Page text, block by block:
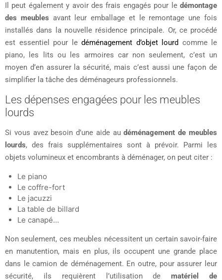
Il peut également y avoir des frais engagés pour le démontage
des meubles avant leur emballage et le remontage une fois
installés dans la nouvelle résidence principale. Or, ce procédé
est essentiel pour le déménagement d’objet lourd comme le
piano, les lits ou les armoires car non seulement, c’est un
moyen d’en assurer la sécurité, mais c’est aussi une façon de
simplifier la tâche des déménageurs professionnels.
Les dépenses engagées pour les meubles
lourds
Si vous avez besoin d’une aide audéménagement de meubles
lourds, des frais supplémentaires sont à prévoir. Parmi les
objets volumineux et encombrants à déménager, on peut citer :
Le piano
Le coffre-fort
Le jacuzzi
La table de billard
Le canapé…
Non seulement, ces meubles nécessitent un certain savoir-faire
en manutention, mais en plus, ils occupent une grande place
dans le camion de déménagement. En outre, pour assurer leur
sécurité, ils requièrent l’utilisation dematériel de